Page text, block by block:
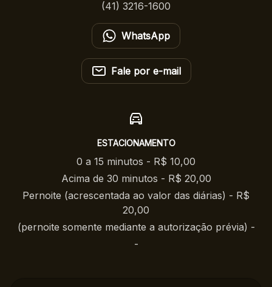
(41) 3216-1600
WhatsApp
Fale por e-mail
ESTACIONAMENTO
0 a 15 minutos - R$ 10,00
Acima de 30 minutos - R$ 20,00
Pernoite (acrescentada ao valor das diárias) - R$
20,00
(pernoite somente mediante a autorização prévia) -
-